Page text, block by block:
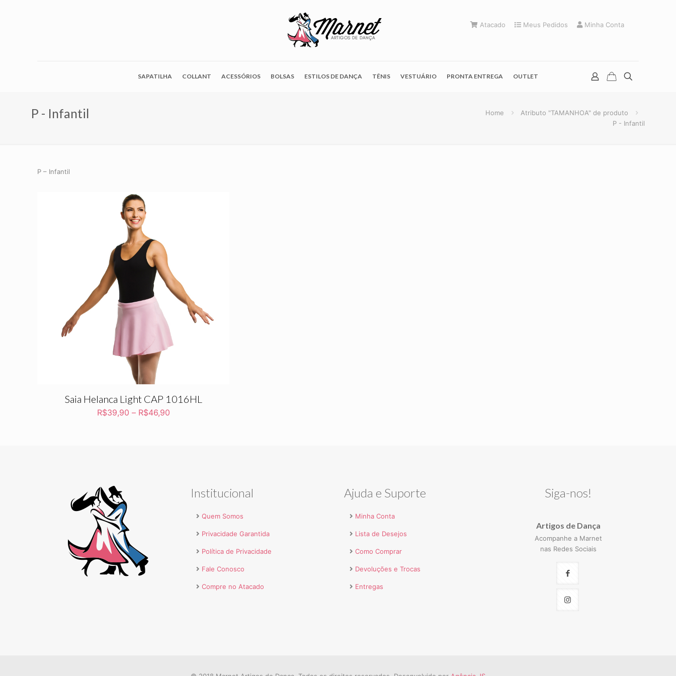
SAPATILHA COLLANT ACESSÓRIOS BOLSAS ESTILOS DE DANÇA TÊNIS VESTUÁRIO PRONTA ENTREGA OUTLET
Atacado Meus Pedidos Minha Conta
P - Infantil Home
Atributo "TAMANHOA" de produto
P - Infantil
P – Infantil
Saia Helanca Light CAP 1016HL
R$39,90 – R$46,90
Institucional
Quem Somos
Privacidade Garantida
Política de Privacidade
Fale Conosco
Compre no Atacado
Ajuda e Suporte
Minha Conta
Lista de Desejos
Como Comprar
Devoluções e Trocas
Entregas
Siga-nos!
Artigos de Dança
Acompanhe a Marnet
nas Redes Sociais